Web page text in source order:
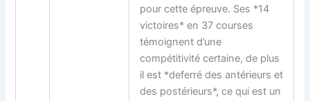
pour cette épreuve. Ses *14
victoires* en 37 courses
témoignent d’une
compétitivité certaine, de plus
il est *deferré des antérieurs et
des postérieurs*, ce qui est un